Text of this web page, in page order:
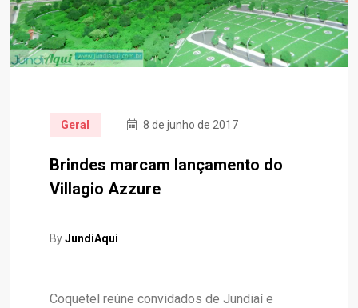
Geral 8 de junho de 2017
Brindes marcam lançamento do
Villagio Azzure
ByJundiAqui
Coquetel reúne convidados de Jundiaí e